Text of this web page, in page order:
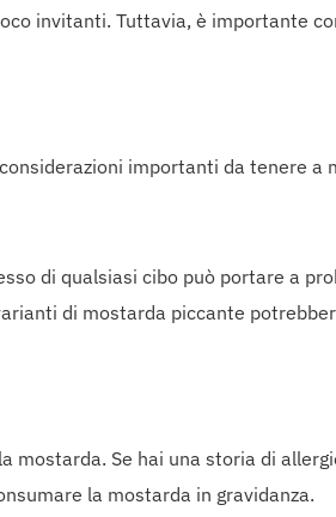
invitanti. Tuttavia, è importante
importanti da tenere a
di qualsiasi cibo può portare a
di mostarda piccante
mostarda. Se hai una storia di
la mostarda in gravidanza.